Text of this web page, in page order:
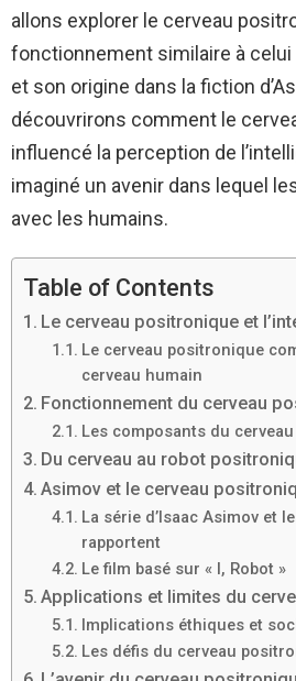
allons explorer le cerveau
fonctionnement similaire à celui
et son origine dans la fiction
découvrirons comment le
influencé la perception de
imaginé un avenir dans lequel
avec les humains.
Table of Contents
Le cerveau positronique et
Le cerveau positronique
cerveau humain
Fonctionnement du cerveau
Les composants du
Du cerveau au robot
Asimov et le cerveau
La série d’Isaac Asimov et
rapportent
Le film basé sur « I, Robot »
Applications et limites du
Implications éthiques et
Les défis du cerveau